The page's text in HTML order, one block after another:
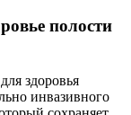
полости
здоровья
инвазивного